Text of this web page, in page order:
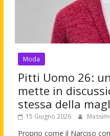
Moda
Pitti Uomo 26:
mette in
stessa della
15 Giugno 2026
Proprio come il Narciso